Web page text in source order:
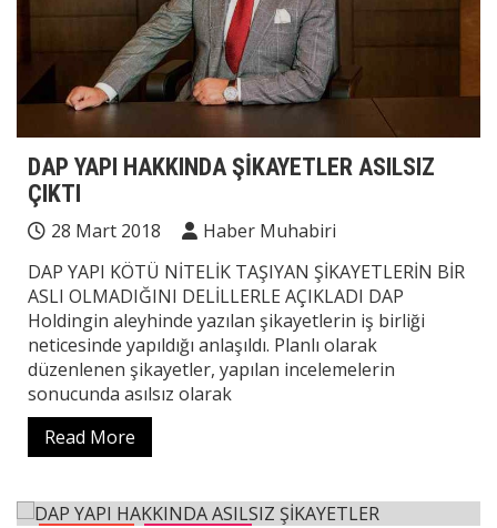
DAP YAPI HAKKINDA ŞİKAYETLER ASILSIZ
ÇIKTI
28 Mart 2018
Haber Muhabiri
DAP YAPI KÖTÜ NİTELİK TAŞIYAN ŞİKAYETLERİN BİR
ASLI OLMADIĞINI DELİLLERLE AÇIKLADI DAP
Holdingin aleyhinde yazılan şikayetlerin iş birliği
neticesinde yapıldığı anlaşıldı. Planlı olarak
düzenlenen şikayetler, yapılan incelemelerin
sonucunda asılsız olarak
Read More